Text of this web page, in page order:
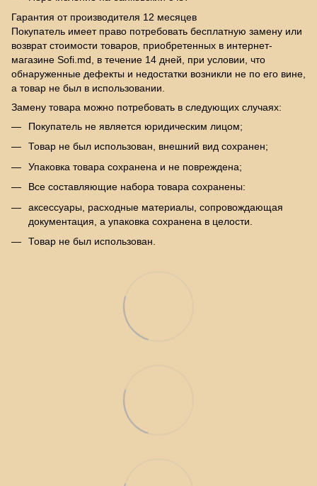
Гарантия от производителя 12 месяцев
Покупатель имеет право потребовать бесплатную замену или
возврат стоимости товаров, приобретенных в интернет-
магазине Sofi.md, в течение 14 дней, при условии, что
обнаруженные дефекты и недостатки возникли не по его вине,
а товар не был в использовании.
Замену товара можно потребовать в следующих случаях:
Покупатель не является юридическим лицом;
Товар не был использован, внешний вид сохранен;
Упаковка товара сохранена и не повреждена;
Все составляющие набора товара сохранены:
аксессуары, расходные материалы, сопровождающая
документация, а упаковка сохранена в целости.
Товар не был использован.